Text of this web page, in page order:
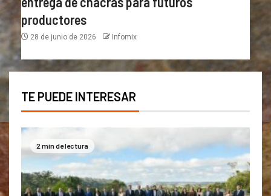
productores
28 de junio de 2026 Infomix
TE PUEDE INTERESAR
2 min de lectura